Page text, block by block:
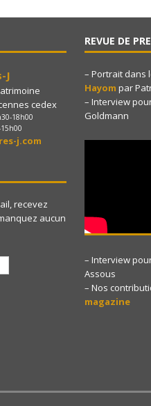
J
cedex
18h00
j.com
recevez
aucun
REVUE DE
– Portrait dans
Hayom par
– Interview
Goldmann
– Interview
Assous
– Nos
magazine